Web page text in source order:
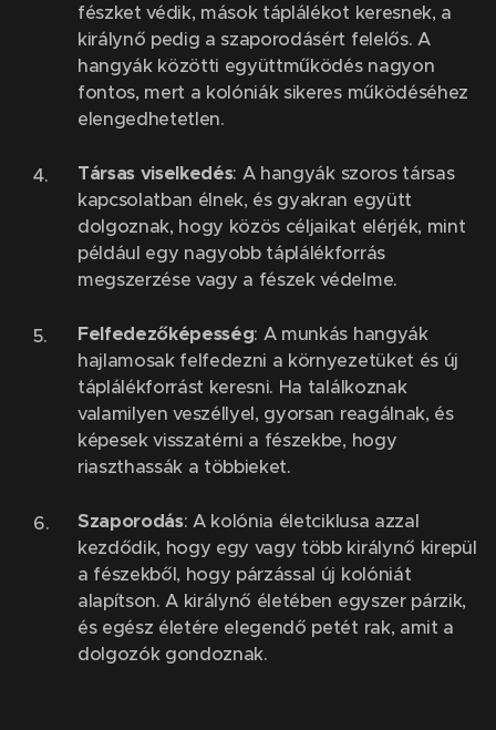
fészket védik, mások táplálékot keresnek, a
királynő pedig a szaporodásért felelős. A
hangyák közötti együttműködés nagyon
fontos, mert a kolóniák sikeres működéséhez
elengedhetetlen.
Társas viselkedés: A hangyák szoros társas
kapcsolatban élnek, és gyakran együtt
dolgoznak, hogy közös céljaikat elérjék, mint
például egy nagyobb táplálékforrás
megszerzése vagy a fészek védelme.
Felfedezőképesség: A munkás hangyák
hajlamosak felfedezni a környezetüket és új
táplálékforrást keresni. Ha találkoznak
valamilyen veszéllyel, gyorsan reagálnak, és
képesek visszatérni a fészekbe, hogy
riaszthassák a többieket.
Szaporodás: A kolónia életciklusa azzal
kezdődik, hogy egy vagy több királynő kirepül
a fészekből, hogy párzással új kolóniát
alapítson. A királynő életében egyszer párzik,
és egész életére elegendő petét rak, amit a
dolgozók gondoznak.